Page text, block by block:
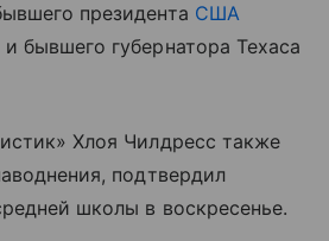
президента США
бывшего губернатора Техаса
Хлоя Чилдресс также
подтвердил
школы в воскресенье.